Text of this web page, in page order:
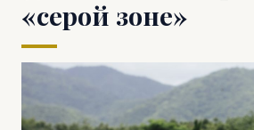
«серой зоне»